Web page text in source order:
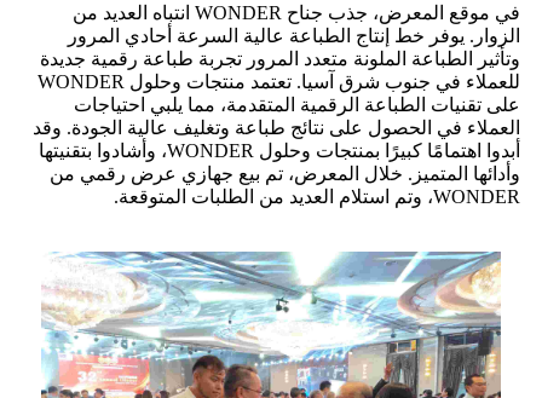
في موقع المعرض، جذب جناح WONDER انتباه العديد من
الزوار. يوفر خط إنتاج الطباعة عالية السرعة أحادي المرور
وتأثير الطباعة الملونة متعدد المرور تجربة طباعة رقمية جديدة
للعملاء في جنوب شرق آسيا. تعتمد منتجات وحلول WONDER
على تقنيات الطباعة الرقمية المتقدمة، مما يلبي احتياجات
العملاء في الحصول على نتائج طباعة وتغليف عالية الجودة. وقد
أبدوا اهتمامًا كبيرًا بمنتجات وحلول WONDER، وأشادوا بتقنيتها
وأدائها المتميز. خلال المعرض، تم بيع جهازي عرض رقمي من
WONDER، وتم استلام العديد من الطلبات المتوقعة.